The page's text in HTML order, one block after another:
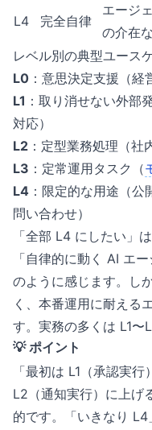
L4 完全自律
エージ
の介在
レベル別の典型ユース
L0 ：意思決定支援（経
L1 ：取り消せない外部
対応）
L2 ：定型業務処理（社
L3 ：定常運用タスク（
L4 ：限定的な用途（
問い合わせ）
「全部 L4 にしたい」
「自律的に動く AI エ
のように感じます。し
く、本番運用に耐える
す。実務の多くは L1〜
💡 ポイント
「最初は L1（承認実
L2（通知実行）に上げ
的です。「いきなり